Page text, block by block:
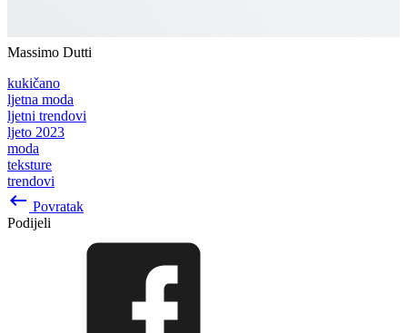
Massimo Dutti
kukičano
ljetna moda
ljetni trendovi
ljeto 2023
moda
teksture
trendovi
keyboard_backspace Povratak
Podijeli